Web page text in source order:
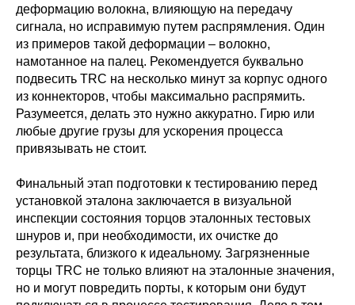
деформацию волокна, влияющую на передачу
сигнала, но исправимую путем распрямления. Один
из примеров такой деформации – волокно,
намотанное на палец. Рекомендуется буквально
подвесить TRC на несколько минут за корпус одного
из коннекторов, чтобы максимально распрямить.
Разумеется, делать это нужно аккуратно. Гирю или
любые другие грузы для ускорения процесса
привязывать не стоит.
Финальный этап подготовки к тестированию перед
установкой эталона заключается в визуальной
инспекции состояния торцов эталонных тестовых
шнуров и, при необходимости, их очистке до
результата, близкого к идеальному. Загрязненные
торцы TRC не только влияют на эталонные значения,
но и могут повредить порты, к которым они будут